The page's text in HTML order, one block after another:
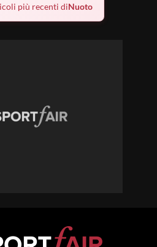
più recenti diNuoto